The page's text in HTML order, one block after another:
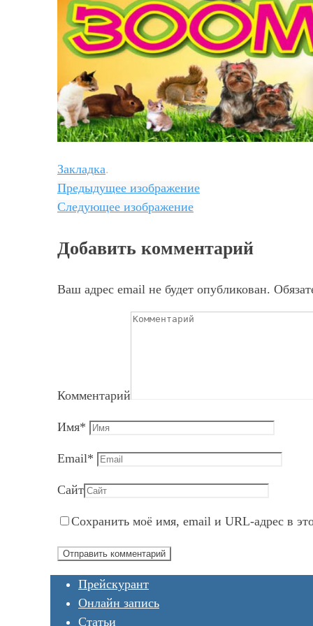
Закладка.
Предыдущее изображение
Следующее изображение
Добавить комментарий
Ваш адрес email не будет опубликован.
Комментарий
Имя*
Email*
Сайт
Сохранить моё имя, email и URL-адрес в
Прейскурант
Онлайн запись
Статьи